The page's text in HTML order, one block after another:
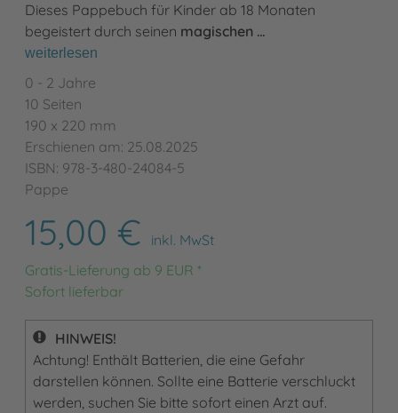
Dieses Pappebuch für Kinder ab 18 Monaten
begeistert durch seinen magischen …
weiterlesen
0 - 2 Jahre
10 Seiten
190 x 220 mm
Erschienen am: 25.08.2025
ISBN: 978-3-480-24084-5
Pappe
15,00 €
inkl. MwSt
Gratis-Lieferung ab 9 EUR *
Sofort lieferbar
HINWEIS!
Achtung! Enthält Batterien, die eine Gefahr
darstellen können. Sollte eine Batterie verschluckt
werden, suchen Sie bitte sofort einen Arzt auf.